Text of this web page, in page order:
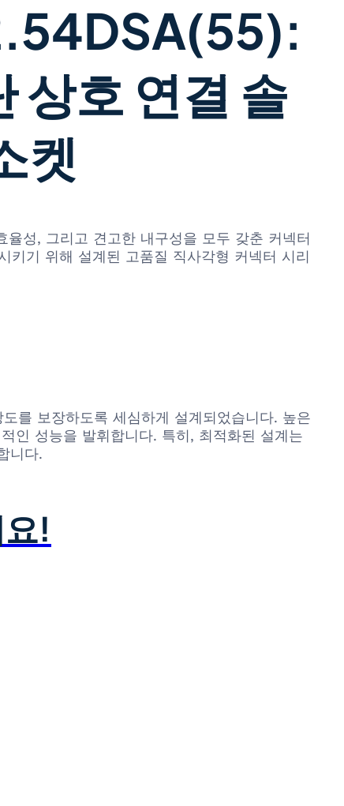
상호 연결 솔
켓
성, 그리고 견고한 내구성을 모두 갖춘 커넥터
기 위해 설계된 고품질 직사각형 커넥터 시리
를 보장하도록 세심하게 설계되었습니다. 높은
인 성능을 발휘합니다. 특히, 최적화된 설계는
니다.
!